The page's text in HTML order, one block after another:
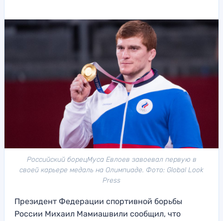
Российский борецМуса Евлоев завоевал первую в
своей карьере медаль на Олимпиаде. Фото: Global Look
Press
Президент Федерации спортивной борьбы
России Михаил Мамиашвили сообщил, что